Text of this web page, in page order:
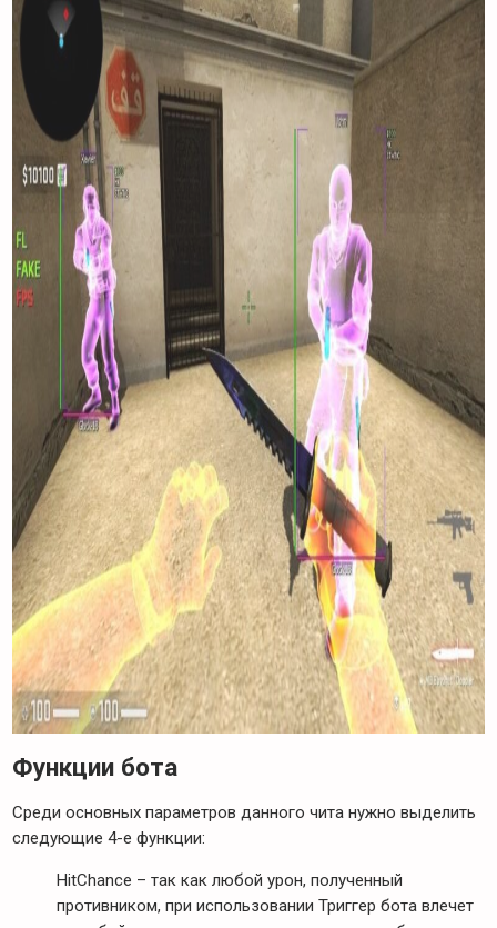
Функции бота
Среди основных параметров данного чита нужно выделить
следующие 4-е функции:
HitChance – так как любой урон, полученный
противником, при использовании Триггер бота влечет